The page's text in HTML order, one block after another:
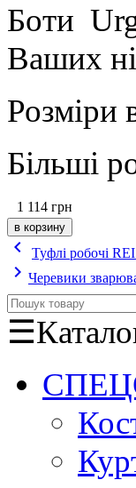
Боти
Ваших
Розміри
Більші
1 114 грн
keyboard_arrow_left Туфлі робочі
keyboard_arrow_right Черевики
☰